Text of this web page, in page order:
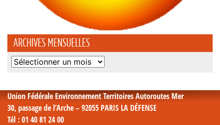
ARCHIVES MENSUELLES
Archives
Union Fédérale Environnement Territoires Autoroutes Mer
30, passage de l’Arche – 92055 PARIS LA DÉFENSE
Tél : 01 40 81 24 00